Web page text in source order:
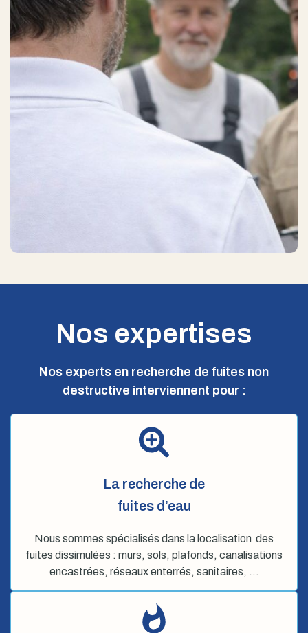
Nos expertises
Nos experts en recherche de fuites non
destructive interviennent pour :
La recherche de
fuites d’eau
Nous sommes spécialisés dans la localisation des
fuites dissimulées : murs, sols, plafonds, canalisations
encastrées, réseaux enterrés, sanitaires, …